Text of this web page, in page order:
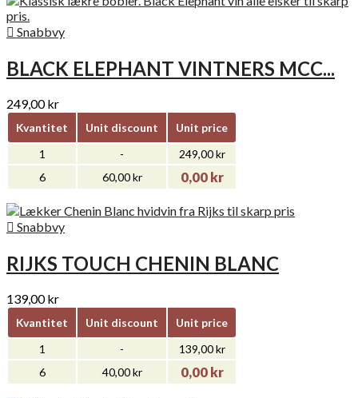
 Snabbvy
BLACK ELEPHANT VINTNERS MCC...
249,00 kr
Kvantitet Unit discount
Unit price
1
-
249,00 kr
6
60,00 kr 0,00 kr
 Snabbvy
RIJKS TOUCH CHENIN BLANC
139,00 kr
Kvantitet Unit discount
Unit price
1
-
139,00 kr
6
40,00 kr 0,00 kr